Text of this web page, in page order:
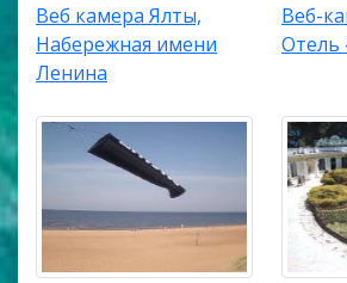
Веб камера Ялты,
Набережная имени
Ленина
Веб-
Отель